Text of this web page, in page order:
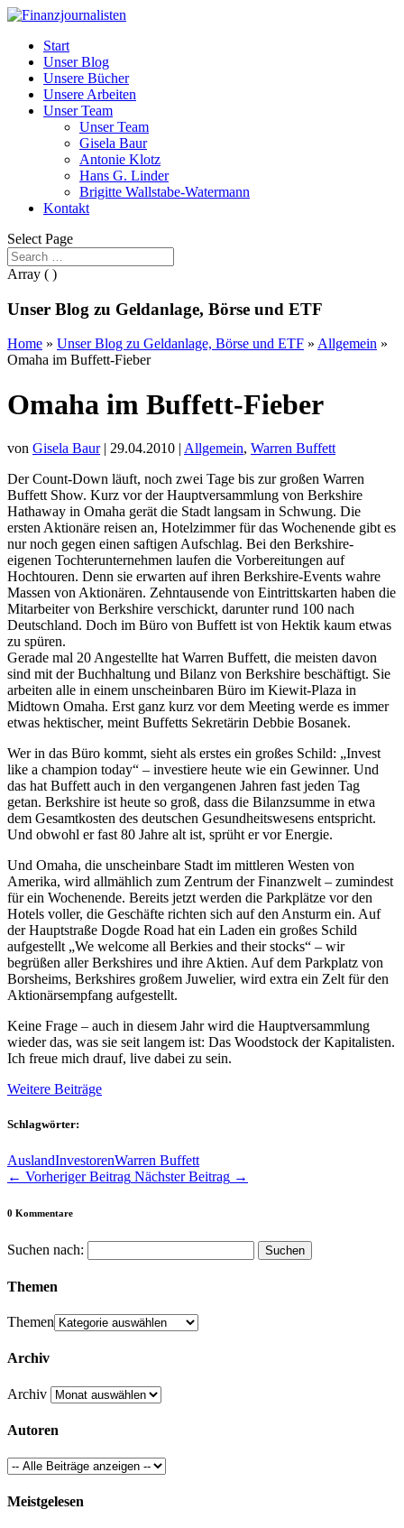
Start
Unser Blog
Unsere Bücher
Unsere Arbeiten
Unser Team
Unser Team
Gisela Baur
Antonie Klotz
Hans G. Linder
Brigitte Wallstabe-Watermann
Kontakt
Select Page
Array ( )
Unser Blog zu Geldanlage, Börse und ETF
Home » Unser Blog zu Geldanlage, Börse und ETF » Allgemein »
Omaha im Buffett-Fieber
Omaha im Buffett-Fieber
von Gisela Baur| 29.04.2010 | Allgemein, Warren Buffett
Der Count-Down läuft, noch zwei Tage bis zur großen Warren
Buffett Show. Kurz vor der Hauptversammlung von Berkshire
Hathaway in Omaha gerät die Stadt langsam in Schwung. Die
ersten Aktionäre reisen an, Hotelzimmer für das Wochenende gibt es
nur noch gegen einen saftigen Aufschlag. Bei den Berkshire-
eigenen Tochterunternehmen laufen die Vorbereitungen auf
Hochtouren. Denn sie erwarten auf ihren Berkshire-Events wahre
Massen von Aktionären. Zehntausende von Eintrittskarten haben die
Mitarbeiter von Berkshire verschickt, darunter rund 100 nach
Deutschland. Doch im Büro von Buffett ist von Hektik kaum etwas
zu spüren.
Gerade mal 20 Angestellte hat Warren Buffett, die meisten davon
sind mit der Buchhaltung und Bilanz von Berkshire beschäftigt. Sie
arbeiten alle in einem unscheinbaren Büro im Kiewit-Plaza in
Midtown Omaha. Erst ganz kurz vor dem Meeting werde es immer
etwas hektischer, meint Buffetts Sekretärin Debbie Bosanek.
Wer in das Büro kommt, sieht als erstes ein großes Schild: „Invest
like a champion today“ – investiere heute wie ein Gewinner. Und
das hat Buffett auch in den vergangenen Jahren fast jeden Tag
getan. Berkshire ist heute so groß, dass die Bilanzsumme in etwa
dem Gesamtkosten des deutschen Gesundheitswesens entspricht.
Und obwohl er fast 80 Jahre alt ist, sprüht er vor Energie.
Und Omaha, die unscheinbare Stadt im mittleren Westen von
Amerika, wird allmählich zum Zentrum der Finanzwelt – zumindest
für ein Wochenende. Bereits jetzt werden die Parkplätze vor den
Hotels voller, die Geschäfte richten sich auf den Ansturm ein. Auf
der Hauptstraße Dogde Road hat ein Laden ein großes Schild
aufgestellt „We welcome all Berkies and their stocks“ – wir
begrüßen aller Berkshires und ihre Aktien. Auf dem Parkplatz von
Borsheims, Berkshires großem Juwelier, wird extra ein Zelt für den
Aktionärsempfang aufgestellt.
Keine Frage – auch in diesem Jahr wird die Hauptversammlung
wieder das, was sie seit langem ist: Das Woodstock der Kapitalisten.
Ich freue mich drauf, live dabei zu sein.
Weitere Beiträge
Schlagwörter:
AuslandInvestorenWarren Buffett
← Vorheriger Beitrag Nächster Beitrag →
0 Kommentare
Suchen nach:
Themen
Themen
Archiv
Archiv
Autoren
Meistgelesen